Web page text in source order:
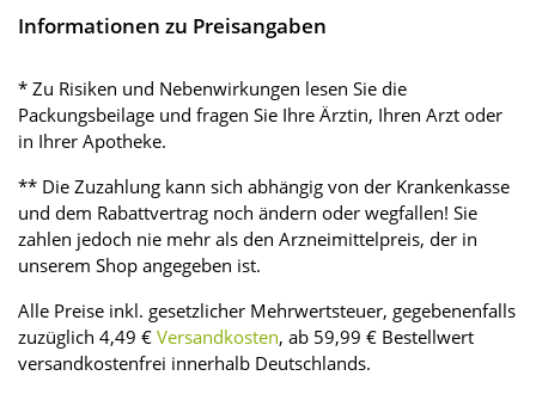
Informationen zu Preisangaben
* Zu Risiken und Nebenwirkungen lesen Sie die
Packungsbeilage und fragen Sie Ihre Ärztin, Ihren Arzt oder
in Ihrer Apotheke.
** Die Zuzahlung kann sich abhängig von der Krankenkasse
und dem Rabattvertrag noch ändern oder wegfallen! Sie
zahlen jedoch nie mehr als den Arzneimittelpreis, der in
unserem Shop angegeben ist.
Alle Preise inkl. gesetzlicher Mehrwertsteuer, gegebenenfalls
zuzüglich 4,49 € Versandkosten, ab 59,99 € Bestellwert
versandkostenfrei innerhalb Deutschlands.